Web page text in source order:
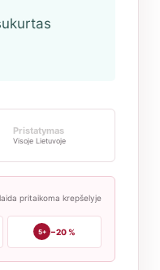
Pristatymas
Visoje Lietuvoje
pritaikoma krepšelyje
5+ −20 %